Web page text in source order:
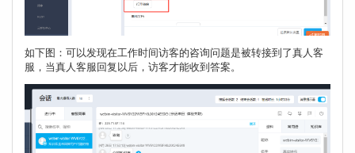
如下图：可以发现在工作时间访客的咨询问题是被转接到了真人客
服，当真人客服回复以后，访客才能收到答案。